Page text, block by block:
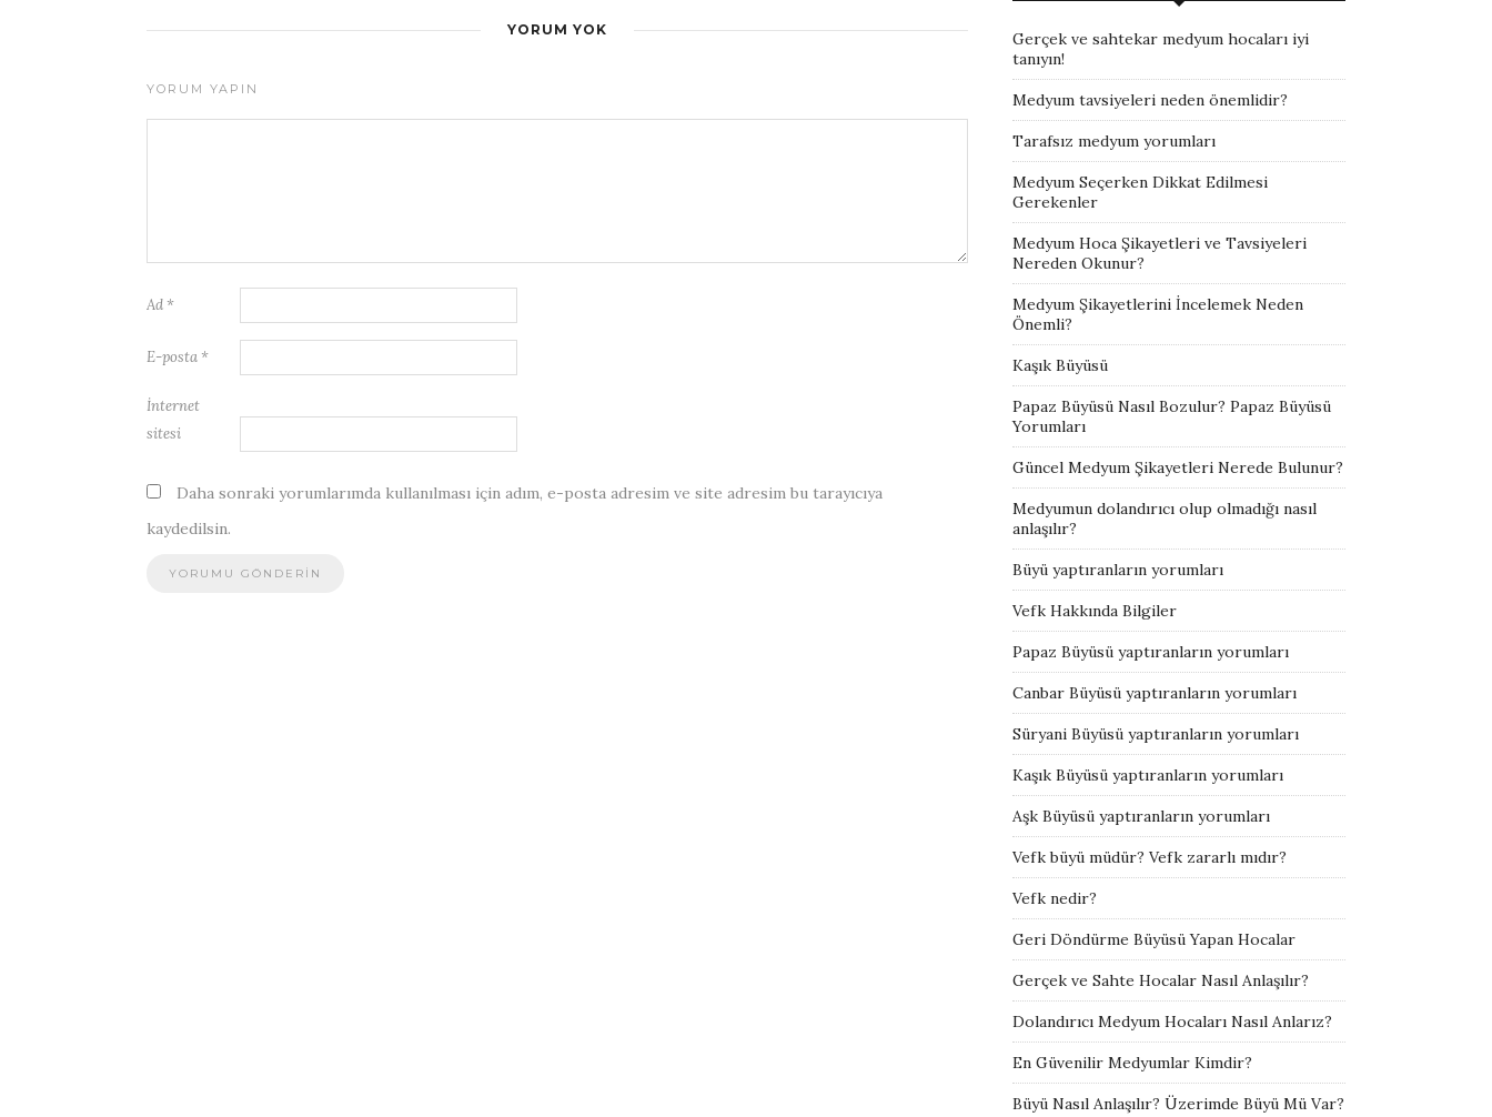
YORUM YOK
YORUM YAPIN
Ad *
E-posta *
İnternet
sitesi
Daha sonraki yorumlarımda kullanılması için adım, e-posta adresim ve site adresim bu tarayıcıya
kaydedilsin.
Gerçek ve sahtekar medyum hocaları iyi
tanıyın!
Medyum tavsiyeleri neden önemlidir?
Tarafsız medyum yorumları
Medyum Seçerken Dikkat Edilmesi
Gerekenler
Medyum Hoca Şikayetleri ve Tavsiyeleri
Nereden Okunur?
Medyum Şikayetlerini İncelemek Neden
Önemli?
Kaşık Büyüsü
Papaz Büyüsü Nasıl Bozulur? Papaz Büyüsü
Yorumları
Güncel Medyum Şikayetleri Nerede Bulunur?
Medyumun dolandırıcı olup olmadığı nasıl
anlaşılır?
Büyü yaptıranların yorumları
Vefk Hakkında Bilgiler
Papaz Büyüsü yaptıranların yorumları
Canbar Büyüsü yaptıranların yorumları
Süryani Büyüsü yaptıranların yorumları
Kaşık Büyüsü yaptıranların yorumları
Aşk Büyüsü yaptıranların yorumları
Vefk büyü müdür? Vefk zararlı mıdır?
Vefk nedir?
Geri Döndürme Büyüsü Yapan Hocalar
Gerçek ve Sahte Hocalar Nasıl Anlaşılır?
Dolandırıcı Medyum Hocaları Nasıl Anlarız?
En Güvenilir Medyumlar Kimdir?
Büyü Nasıl Anlaşılır? Üzerimde Büyü Mü Var?